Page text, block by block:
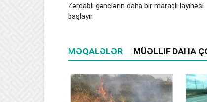
Zərdablı gənclərin daha bir maraqlı layihəsi
başlayır
MƏQALƏLƏR MÜƏLLIF DAHA